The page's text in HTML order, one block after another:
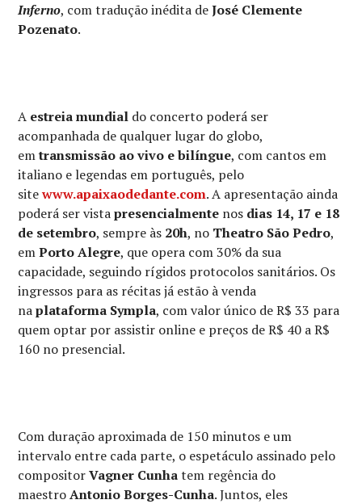
Inferno, com tradução inédita deJosé Clemente
Pozenato.
A estreia mundial do concerto poderá ser
acompanhada de qualquer lugar do globo,
emtransmissão ao vivo e bilíngue, com cantos em
italiano e legendas em português, pelo
sitewww.apaixaodedante.com. A apresentação ainda
poderá ser vistapresencialmente nos dias 14, 17 e 18
de setembro, sempre às 20h, no Theatro São Pedro,
emPorto Alegre, que opera com 30% da sua
capacidade, seguindo rígidos protocolos sanitários. Os
ingressos para as récitas já estão à venda
naplataforma Sympla, com valor único de R$ 33 para
quem optar por assistir online e preços de R$ 40 a R$
160 no presencial.
Com duração aproximada de 150 minutos e um
intervalo entre cada parte, o espetáculo assinado pelo
compositorVagner Cunhatem regência do
maestroAntonio Borges-Cunha. Juntos, eles